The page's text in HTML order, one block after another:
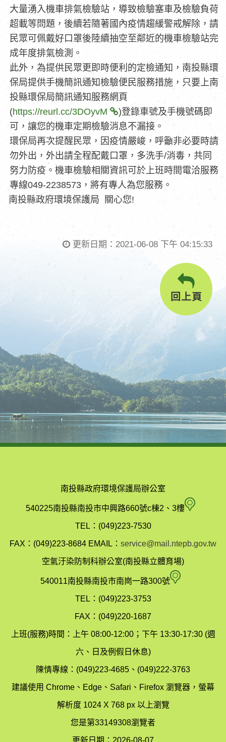
大量湧入機車排氣檢驗站，導致檢驗塞車及檢驗負荷
超載等問題，後續若隨著國內疫情趨緩警戒解除，請
民眾可佩戴好口罩後陸續抽空至鄰近的機車檢驗站完
成年度排氣檢測。
此外，為提供民眾更即時便利的定檢通知，南投縣環
保局提供手機簡訊通知檢驗便民服務措施，只要上南
投縣環保局簡訊通知服務網頁
(https://reurl.cc/3DOyvM
)登錄車號及手機號碼即
可，讓您的機車定期檢驗消息不漏接。
環保局再次提醒民眾，因疫情嚴峻，呼籲非必要時請
勿外出，外出請全程配戴口罩，多洗手/消毒，共同
努力防疫。機車檢驗相關資訊可於上班時間電洽服務
專線049-2238573，將有專人為您服務。
南投縣政府環境保護局 關心您!
更新日期： 2021-06-08 下午 04:15:33
回上頁
南投縣政府環境保護局辦公室
540225南投縣南投市中興路660號c棟2、3樓 南
縣
保
局
TEL：(049)223-7530
FAX：(049)223-8684 EMAIL： service@mail.ntepb.gov.tw
空氣汙染防制科辦公室(南投縣立體育場)
540011南投縣南投市南崗一路300號 空
染
制
科
TEL：(049)223-3753
FAX：(049)220-1687
上班(服務)時間：上午 08:00-12:00；下午 13:30-17:30 (週
六、日及例假日休息)
陳情專線：(049)223-4685、(049)222-3763
建議使用 Chrome、Edge、Safari、Firefox 瀏覽器，螢幕
解析度 1024 X 768 px 以上瀏覽
您是第33149308瀏覽者
更新日期：2026-08-07